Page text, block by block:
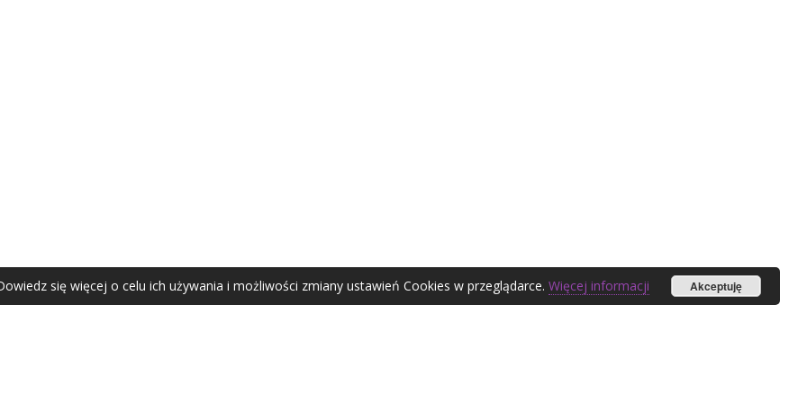
Agata Zubel © 2021
się więcej o celu ich używania i możliwości zmiany ustawień Cookies w przeglądarce. Więcej informacji Akceptuję